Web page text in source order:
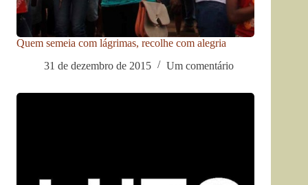
Quem semeia com lágrimas, recolhe com alegria
31 de dezembro de 2015
Um comentário